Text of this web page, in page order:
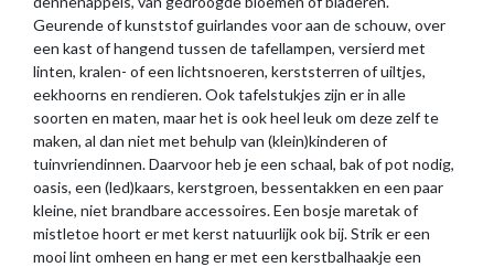
Geurende of kunststof guirlandes voor aan de schouw, over
een kast of hangend tussen de tafellampen, versierd met
linten, kralen- of een lichtsnoeren, kerststerren of uiltjes,
eekhoorns en rendieren. Ook tafelstukjes zijn er in alle
soorten en maten, maar het is ook heel leuk om deze zelf te
maken, al dan niet met behulp van (klein)kinderen of
tuinvriendinnen. Daarvoor heb je een schaal, bak of pot nodig,
oasis, een (led)kaars, kerstgroen, bessentakken en een paar
kleine, niet brandbare accessoires. Een bosje maretak of
mistletoe hoort er met kerst natuurlijk ook bij. Strik er een
mooi lint omheen en hang er met een kerstbalhaakje een